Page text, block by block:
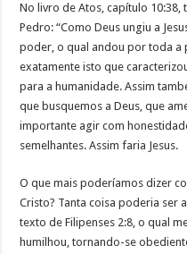
No livro de Atos, capítulo
Pedro: “Como Deus ungiu a
poder, o qual andou por toda a
exatamente isto que
para a humanidade. Assim
que busquemos a Deus, que
importante agir com
semelhantes. Assim faria Jesus.
O que mais poderíamos dizer
Cristo? Tanta coisa poderia ser
texto de Filipenses 2:8, o qual
humilhou, tornando-se